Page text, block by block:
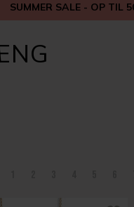
SUMMER SALE - OP TIL